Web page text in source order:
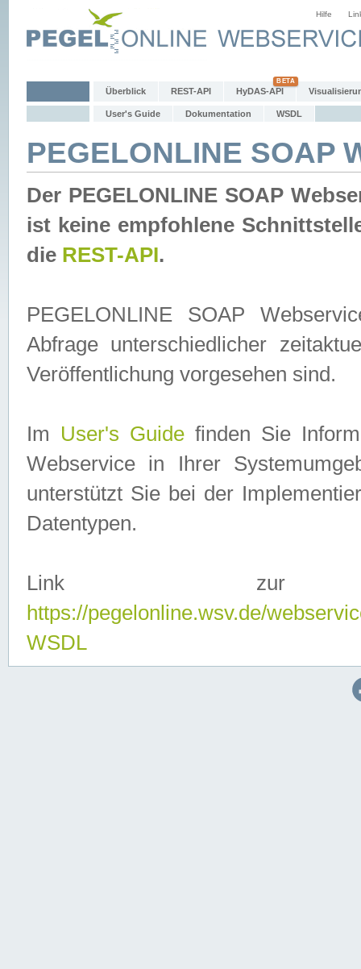
Hilfe
Überblick REST-API HyDAS-API
User's Guide Dokumentation WSDL
PEGELONLINE SOAP
Der PEGELONLINE SOAP
ist keine empfohlene
die REST-API.
PEGELONLINE SOAP
Abfrage unterschiedlicher
Veröffentlichung vorgesehen sind.
Im User's Guidefinden Sie
Webservice in Ihrer
unterstützt Sie bei der
Datentypen.
Link zur
https://pegelonline.wsv.de/
WSDL